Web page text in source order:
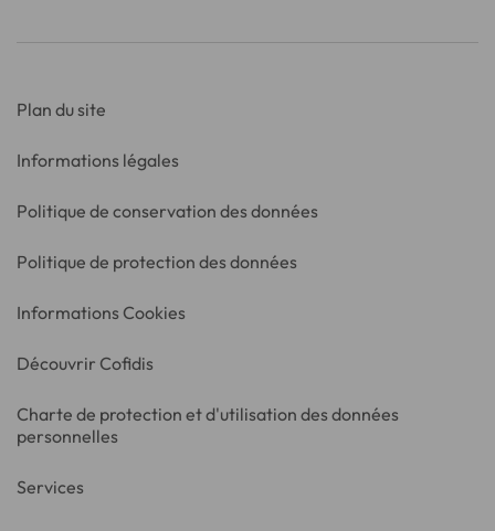
Plan du site
Informations légales
Politique de conservation des données
Politique de protection des données
Informations Cookies
Découvrir Cofidis
Charte de protection et d'utilisation des données
personnelles
Services